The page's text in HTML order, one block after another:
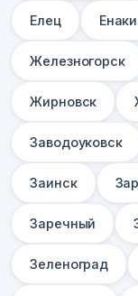
Елец
Железногорск
Жирновск
Заводоуковск
Заинск
Заречный
Зеленоград